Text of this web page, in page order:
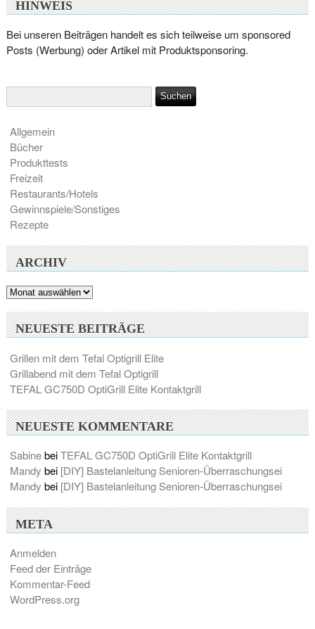
HINWEIS
Bei unseren Beiträgen handelt es sich teilweise um sponsored
Posts (Werbung) oder Artikel mit Produktsponsoring.
Allgemein
Bücher
Produkttests
Freizeit
Restaurants/Hotels
Gewinnspiele/Sonstiges
Rezepte
ARCHIV
Archiv
NEUESTE BEITRÄGE
Grillen mit dem Tefal Optigrill Elite
Grillabend mit dem Tefal Optigrill
TEFAL GC750D OptiGrill Elite Kontaktgrill
NEUESTE KOMMENTARE
SabinebeiTEFAL GC750D OptiGrill Elite Kontaktgrill
Mandy bei [DIY] Bastelanleitung Senioren-Überraschungsei
Mandy bei [DIY] Bastelanleitung Senioren-Überraschungsei
META
Anmelden
Feed der Einträge
Kommentar-Feed
WordPress.org